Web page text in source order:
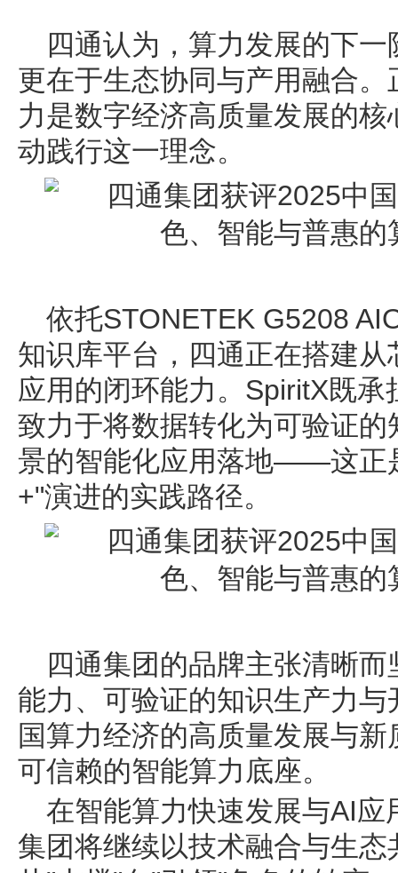
四通认为，算力发展的下
更在于生态协同与产用融合
力是数字经济高质量发展的
动践行这一理念。
依托STONETEK G5208
知识库平台，四通正在搭建
应用的闭环能力。SpiritX既
致力于将数据转化为可验证
景的智能化应用落地——这正
+"演进的实践路径。
四通集团的品牌主张清晰
能力、可验证的知识生产力
国算力经济的高质量发展与
可信赖的智能算力底座。
在智能算力快速发展与AI
集团将继续以技术融合与生